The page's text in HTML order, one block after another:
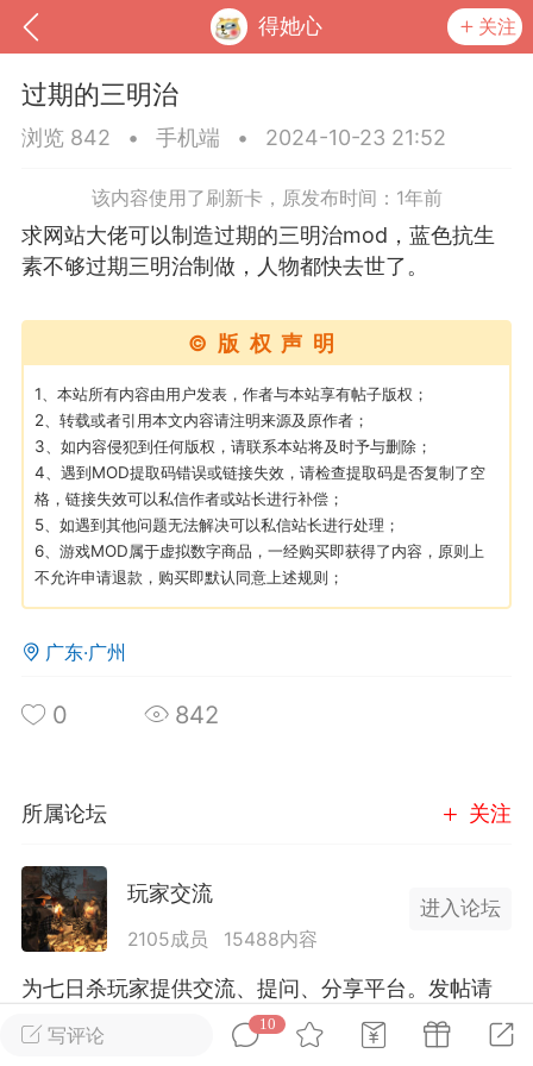
得她心 关注
我的钱包 道具 排行榜
MOD下载 攻略教程 联机招募
大人
单机辅助引流私下售卖服务器外挂！
环境，中文网特此发布以下声明，规范
汉
72 2.21w
大人
Lv.8
写评论
10
过期的三明治
浏览 842 • 手机端 • 2024-10-23 21:52
该内容使用了刷新卡，原发布时间：1年前
求网站大佬可以制造过期的三明治mod，蓝色抗生
素不够过期三明治制做，人物都快去世了。
©版权声明
1、本站所有内容由用户发表，作者与本站享有帖子版权；
2、转载或者引用本文内容请注明来源及原作者；
3、如内容侵犯到任何版权，请联系本站将及时予与删除；
4、遇到MOD提取码错误或链接失效，请检查提取码是否复制了空
格，链接失效可以私信作者或站长进行补偿；
5、如遇到其他问题无法解决可以私信站长进行处理；
6、游戏MOD属于虚拟数字商品，一经购买即获得了内容，原则上
不允许申请退款，购买即默认同意上述规则；
广东·广州
0 842
所属论坛 关注
玩家交流
2105成员 15488内容
进入论坛
为七日杀玩家提供交流、提问、分享平台。发帖请
遵守中国法律规则，拒绝违法信息！